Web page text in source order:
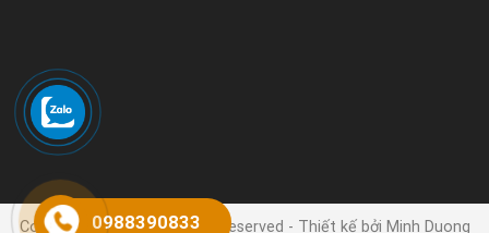
Copyright 2024 © | All rights reserved - Thiết kế bởi Minh Duong
0988390833